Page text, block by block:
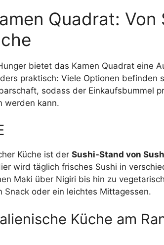
Quadrat: Von
bietet das Kamen Quadrat eine
praktisch: Viele Optionen befinden
sodass der Einkaufsbummel
werden kann.
Küche ist der Sushi-Stand von
wird täglich frisches Sushi in
Maki über Nigiri bis hin zu
Snack oder ein leichtes Mittagessen.
Küche am